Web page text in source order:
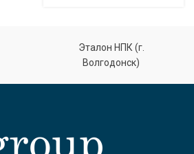
Эталон НПК (г.
Волгодонск)